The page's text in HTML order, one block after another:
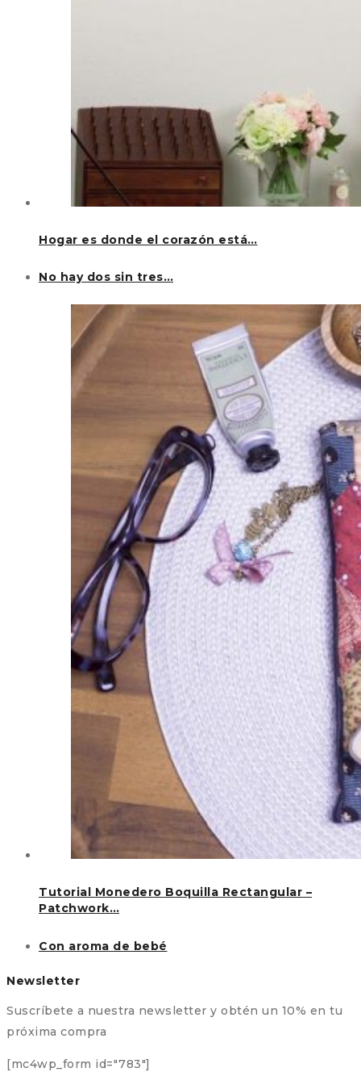
Hogar es donde el corazón está…
No hay dos sin tres…
Tutorial Monedero Boquilla Rectangular –
Patchwork…
Con aroma de bebé
Newsletter
Suscríbete a nuestra newsletter y obtén un 10% en tu
próxima compra
[mc4wp_form id="783"]